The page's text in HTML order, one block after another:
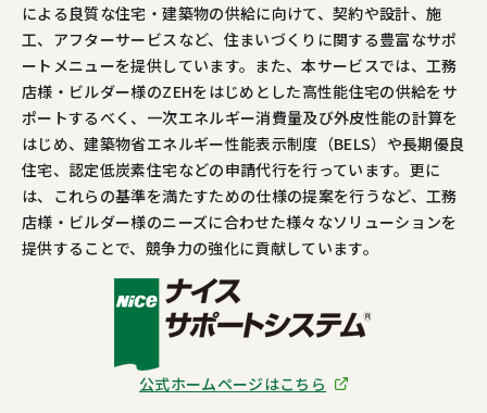
による良質な住宅・建築物の供給に向けて、契約や設計、施
工、アフターサービスなど、住まいづくりに関する豊富なサポ
ートメニューを提供しています。また、本サービスでは、工務
店様・ビルダー様のZEHをはじめとした高性能住宅の供給をサ
ポートするべく、一次エネルギー消費量及び外皮性能の計算を
はじめ、建築物省エネルギー性能表示制度（BELS）や長期優良
住宅、認定低炭素住宅などの申請代行を行っています。更に
は、これらの基準を満たすための仕様の提案を行うなど、工務
店様・ビルダー様のニーズに合わせた様々なソリューションを
提供することで、競争力の強化に貢献しています。
公式ホームページはこちら